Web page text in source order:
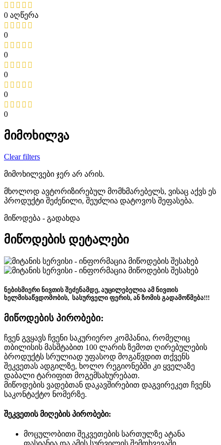
0 აღწერა
0
0
0
0
0
მიმოხილვა
Clear filters
მიმოხილვები ჯერ არ არის.
მხოლოდ ავტორიზირებულ მომხმარებელს, ვისაც აქვს ეს
პროდუქტი შეძენილი, შეუძლია დატოვოს შეფასება.
მიწოდება - გადახდა
მიწოდების დეტალები
ნებისმიერი ნივთის შეძენამდე, აუცილებელია ამ ნივთის
ხელმისაწვდომობის, სასურველი ფერის, ან ზომის გადამოწმება!!!
მიწოდების პირობები:
ჩვენ გვყავს ჩვენი საკურიერო კომპანია, რომელიც
თბილისის მასშტაბით 100 ლარის ზემოთ ღირებულების
ბროდუქტს სრულიად უფასოდ მოგაწვდით თქვენს
შეკვეთას ადგილზე, ხოლო რეგიონებში კი ყველაზე
დაბალი ტარიფით მოგემსახურებათ.
მიწოდების ვადებთან დაკავშირებით დაგვირეკეთ ჩვენს
საკონტაქტო ნომერზე.
შეკვეთის მიღების პირობები:
მოცულობითი შეკვეთების სართულზე ატანა